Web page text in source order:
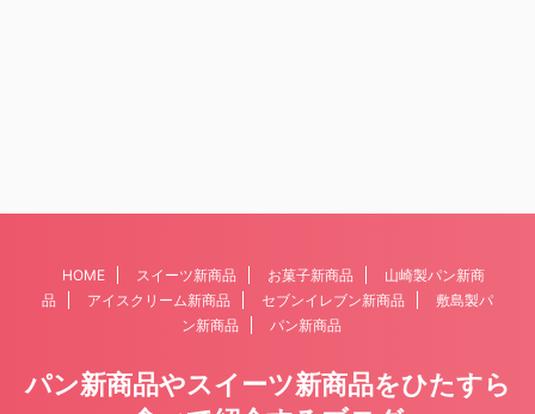
HOME スイーツ新商品 お菓子新商品
山崎製パン新商
品
アイスクリーム新商品 セブンイレブン新商品
敷島製パ
ン新商品
パン新商品
パン新商品やスイーツ新商品をひたすら